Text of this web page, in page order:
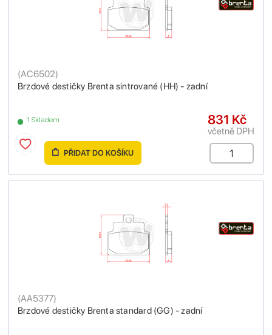
Brzdové destičky Brenta sintrované (HH) - zadní
(AC6502)
1 Skladem 831 Kč
včetně DPH
PŘIDAT DO KOŠÍKU
Brzdové destičky Brenta standard (GG) - zadní
(AA5377)